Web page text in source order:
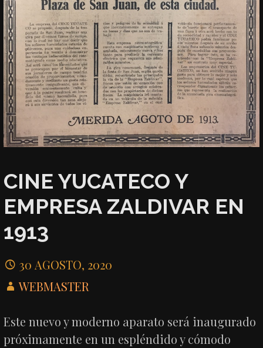
CINE YUCATECO Y
EMPRESA ZALDIVAR EN
1913
30 AGOSTO, 2020
WEBMASTER
Este nuevo y moderno aparato será inaugurado
próximamente en un espléndido y cómodo